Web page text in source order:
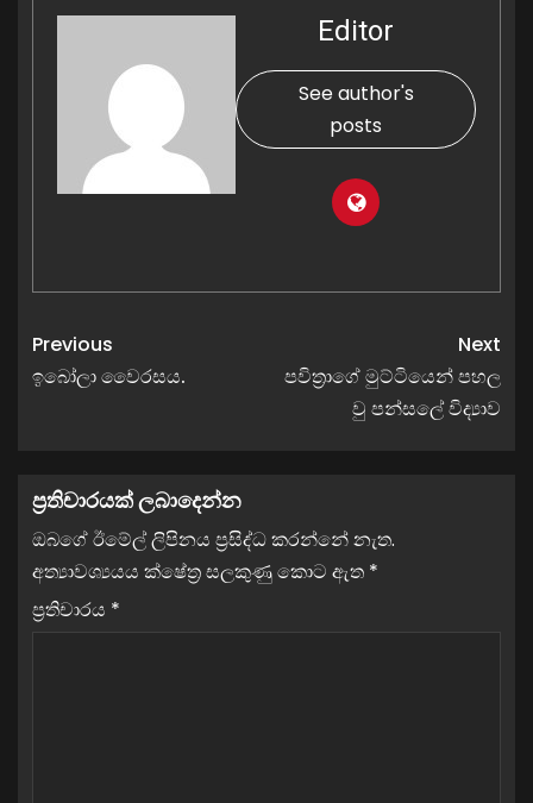
Editor
See author's
posts
Previous
ඉබෝලා වෛරසය.
Next
පවිත්‍රාගේ මුට්ටියෙන් පහල
වු පන්සලේ විද්‍යාව
ප්‍රතිචාරයක් ලබාදෙන්න
ඔබගේ ඊමේල් ලිපිනය ප්‍රසිද්ධ කරන්නේ නැත.
අත්‍යාවශ්‍යයය ක්ෂේත්‍ර සලකුණු කොට ඇත *
ප්‍රතිචාරය *